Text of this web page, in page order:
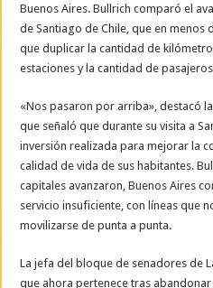
Buenos Aires. Bullrich comparó el
de Santiago de Chile, que en
que duplicar la cantidad de
estaciones y la cantidad de
«Nos pasaron por arriba», destacó
que señaló que durante su visita a
inversión realizada para mejorar la
calidad de vida de sus habitantes.
capitales avanzaron, Buenos Aires
servicio insuficiente, con líneas que
movilizarse de punta a punta.
La jefa del bloque de senadores de
que ahora pertenece tras abandonar